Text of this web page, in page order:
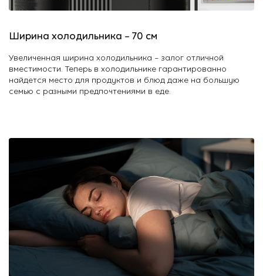
Ширина холодильника – 70 см
Увеличенная ширина холодильника – залог отличной
вместимости. Теперь в холодильнике гарантированно
найдется место для продуктов и блюд даже на большую
семью с разными предпочтениями в еде.